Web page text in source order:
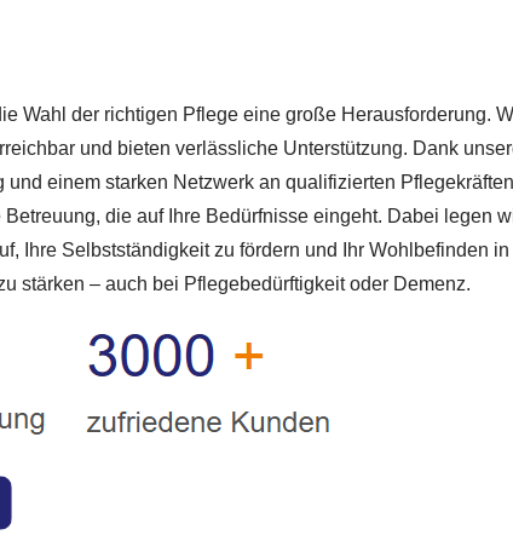
Wahl der richtigen Pflege eine große Herausforderung.
und bieten verlässliche Unterstützung. Dank
und einem starken Netzwerk an qualifizierten Pflegekräften
die auf Ihre Bedürfnisse eingeht. Dabei legen
Ihre Selbstständigkeit zu fördern und Ihr Wohlbefinden in
stärken – auch bei Pflegebedürftigkeit oder Demenz.